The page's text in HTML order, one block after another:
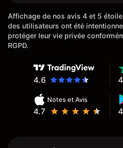
Affichage de nos avis 4 et 5
des utilisateurs ont été
protéger leur vie privée
RGPD.
4.6
Notes et Avis
4.7